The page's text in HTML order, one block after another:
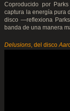
Coproducido por
captura la energía pura
disco —reflexiona
banda de una manera
Delusions, del disco